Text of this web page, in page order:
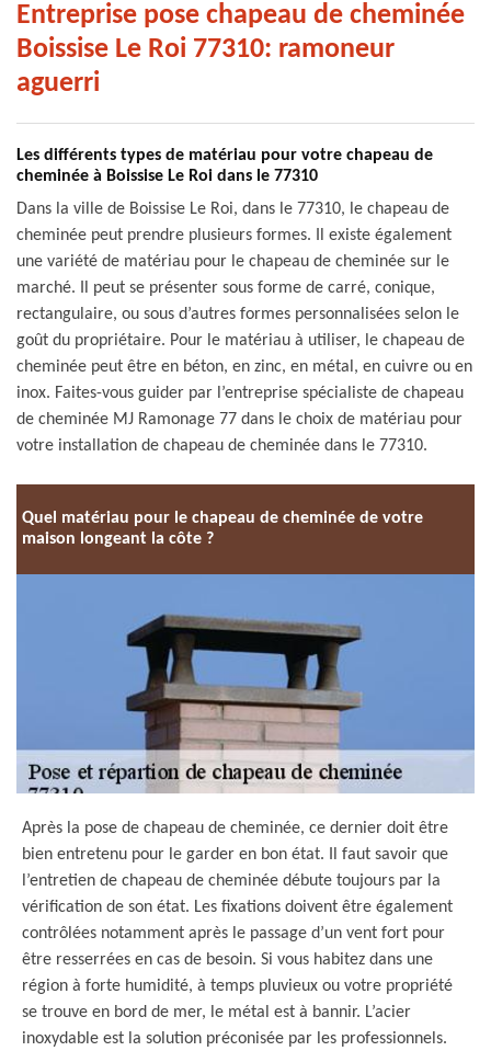
Entreprise pose chapeau de cheminée
Boissise Le Roi 77310: ramoneur
aguerri
Les différents types de matériau pour votre chapeau de
cheminée à Boissise Le Roi dans le 77310
Dans la ville de Boissise Le Roi, dans le 77310, le chapeau de
cheminée peut prendre plusieurs formes. Il existe également
une variété de matériau pour le chapeau de cheminée sur le
marché. Il peut se présenter sous forme de carré, conique,
rectangulaire, ou sous d’autres formes personnalisées selon le
goût du propriétaire. Pour le matériau à utiliser, le chapeau de
cheminée peut être en béton, en zinc, en métal, en cuivre ou en
inox. Faites-vous guider par l’entreprise spécialiste de chapeau
de cheminée MJ Ramonage 77 dans le choix de matériau pour
votre installation de chapeau de cheminée dans le 77310.
Quel matériau pour le chapeau de cheminée de votre
maison longeant la côte ?
Après la pose de chapeau de cheminée, ce dernier doit être
bien entretenu pour le garder en bon état. Il faut savoir que
l’entretien de chapeau de cheminée débute toujours par la
vérification de son état. Les fixations doivent être également
contrôlées notamment après le passage d’un vent fort pour
être resserrées en cas de besoin. Si vous habitez dans une
région à forte humidité, à temps pluvieux ou votre propriété
se trouve en bord de mer, le métal est à bannir. L’acier
inoxydable est la solution préconisée par les professionnels.